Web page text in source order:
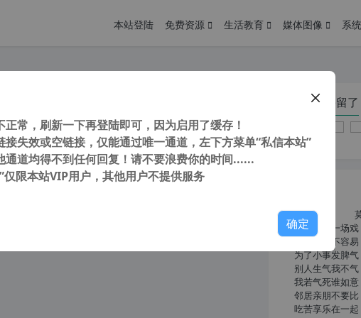
本站登陆 免费资源 生活教育 媒体图像 系
SystemCare 16 Pro 清理优化工具 系统优化神器 号称360终结者
转载自 cnorg.12hp.de 注意： 由于网站空间位于国
高...
您在本页停留了
人生就像一场戏
相扶到老不容
为了小事发脾气
别人生气我不气
我若气死谁如意
邻居亲朋不要比
吃苦享乐在一起
正常，刷新一下再登陆即可，因为启用了缓存！
接失效或空链接，仅能通过唯一通道，左下方菜单“私信本站”
通道均得不到任何回复！请不要浪费你的时间......
仅限本站VIP用户，其他用户不提供服务
确定